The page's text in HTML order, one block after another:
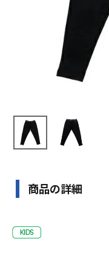
お問い合わせ
メルマガ登録
特定商取引法
商品の詳細